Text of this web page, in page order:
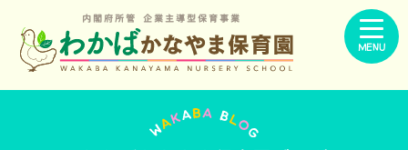
内閣府所管 企業主導型保育事業
MENU